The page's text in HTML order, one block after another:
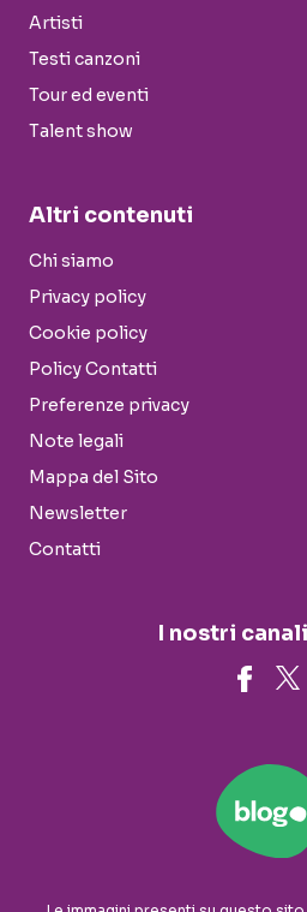
Artisti
Testi canzoni
Tour ed eventi
Talent show
Altri contenuti
Chi siamo
Privacy policy
Cookie policy
Policy Contatti
Preferenze privacy
Note legali
Mappa del Sito
Newsletter
Contatti
I nostri